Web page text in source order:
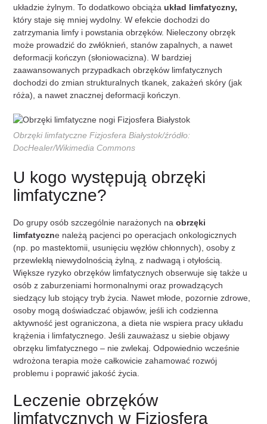
układzie żylnym. To dodatkowo obciążaukład limfatyczny,
który staje się mniej wydolny. W efekcie dochodzi do
zatrzymania limfy i powstania obrzęków. Nieleczony obrzęk
może prowadzić do zwłóknień, stanów zapalnych, a nawet
deformacji kończyn (słoniowacizna). W bardziej
zaawansowanych przypadkach obrzęków limfatycznych
dochodzi do zmian strukturalnych tkanek, zakażeń skóry (jak
róża), a nawet znacznej deformacji kończyn.
Obrzęki limfatyczne Fizjosfera Białystok/źródło:
DocHealer/Wikimedia Commons
U kogo występują obrzęki
limfatyczne?
Do grupy osób szczególnie narażonych naobrzęki
limfatyczne należą pacjenci po operacjach onkologicznych
(np. po mastektomii, usunięciu węzłów chłonnych), osoby z
przewlekłą niewydolnością żylną, z nadwagą i otyłością.
Większe ryzyko obrzęków limfatycznych obserwuje się także u
osób z zaburzeniami hormonalnymi oraz prowadzących
siedzący lub stojący tryb życia. Nawet młode, pozornie zdrowe,
osoby mogą doświadczać objawów, jeśli ich codzienna
aktywność jest ograniczona, a dieta nie wspiera pracy układu
krążenia i limfatycznego. Jeśli zauważasz u siebie objawy
obrzęku limfatycznego – nie zwlekaj. Odpowiednio wcześnie
wdrożona terapia może całkowicie zahamować rozwój
problemu i poprawić jakość życia.
Leczenie obrzęków
limfatycznych w Fizjosfera